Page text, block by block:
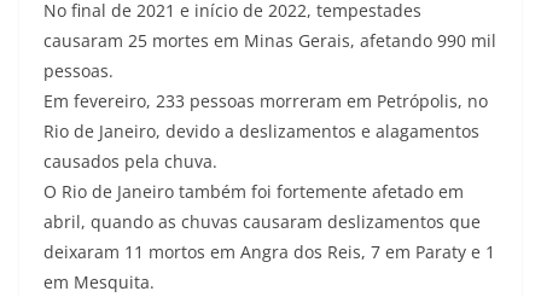
No final de 2021 e início de 2022, tempestades
causaram 25 mortes em Minas Gerais, afetando 990 mil
pessoas.
Em fevereiro, 233 pessoas morreram em Petrópolis, no
Rio de Janeiro, devido a deslizamentos e alagamentos
causados pela chuva.
O Rio de Janeiro também foi fortemente afetado em
abril, quando as chuvas causaram deslizamentos que
deixaram 11 mortos em Angra dos Reis, 7 em Paraty e 1
em Mesquita.